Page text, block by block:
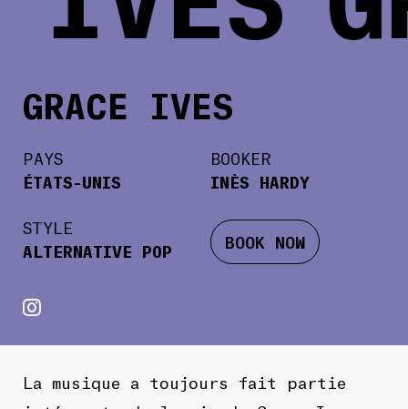
GRACE IVES
PAYS
ÉTATS-UNIS
STYLE
ALTERNATIVE POP
BOOKER
INÈS HARDY
BOOK NOW
La musique a toujours fait partie